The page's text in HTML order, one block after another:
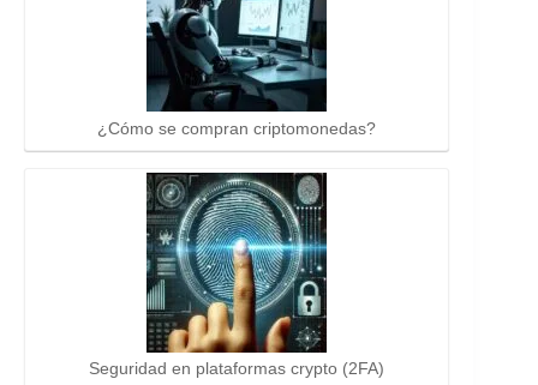
¿Cómo se compran criptomonedas?
Seguridad en plataformas crypto (2FA)